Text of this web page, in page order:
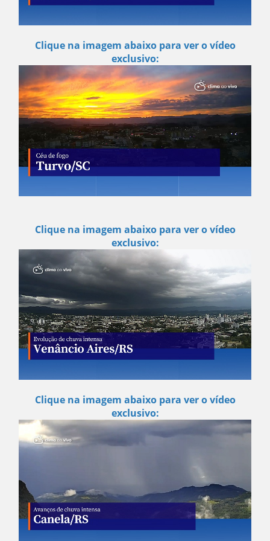
Clique na imagem abaixo para ver o vídeo
exclusivo:
Clique na imagem abaixo para ver o vídeo
exclusivo:
Clique na imagem abaixo para ver o vídeo
exclusivo: